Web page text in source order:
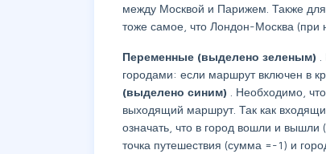
между Москвой и Парижем. Также
тоже самое, что Лондон-Москва (при
Переменные (выделено зеленым)
городами: если маршрут включен в
(выделено синим)
. Необходимо,
выходящий маршрут. Так как
означать, что в город вошли и вышли
точка путешествия (сумма =-1) и